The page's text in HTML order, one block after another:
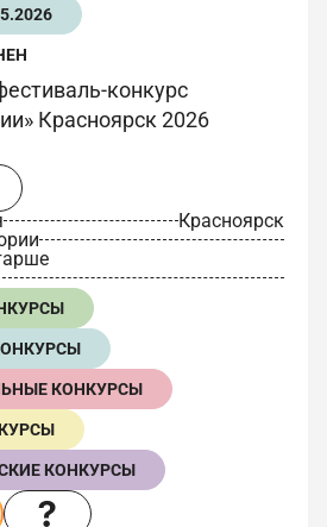
конкурс
Красноярск 2026
Красноярск
КОНКУРСЫ
КОНКУРСЫ